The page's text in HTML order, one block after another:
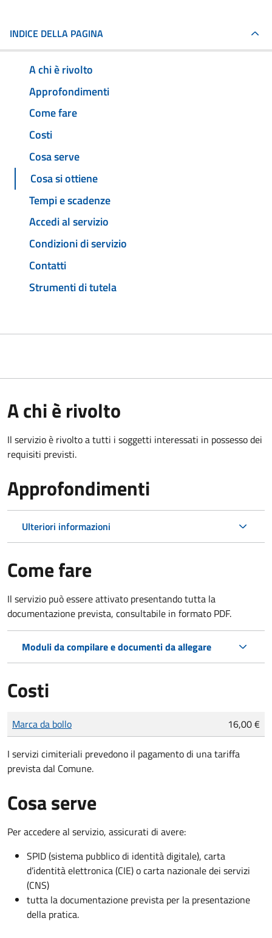
INDICE DELLA PAGINA
A chi è rivolto
Approfondimenti
Come fare
Costi
Cosa serve
Cosa si ottiene
Tempi e scadenze
Accedi al servizio
Condizioni di servizio
Contatti
Strumenti di tutela
A chi è rivolto
Il servizio è rivolto a tutti i soggetti interessati in possesso dei
requisiti previsti.
Approfondimenti
Ulteriori informazioni
Come fare
Il servizio può essere attivato presentando tutta la
documentazione prevista, consultabile in formato PDF.
Moduli da compilare e documenti da allegare
Costi
Tipo di pagamento
Importo
Marca da bollo 16,00 €
I servizi cimiteriali prevedono il pagamento di una tariffa
prevista dal Comune.
Cosa serve
Per accedere al servizio, assicurati di avere:
SPID (sistema pubblico di identità digitale), carta
d’identità elettronica (CIE) o carta nazionale dei servizi
(CNS)
tutta la documentazione prevista per la presentazione
della pratica.